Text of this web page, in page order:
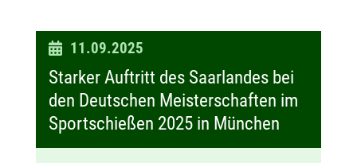
D
a
11.09.2025
Starker Auftritt des Saarlandes bei
den Deutschen Meisterschaften im
Sportschießen 2025 in München